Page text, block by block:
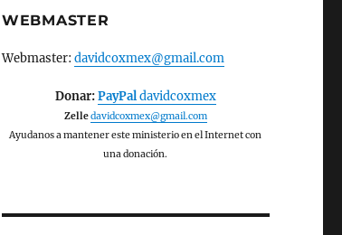
WEBMASTER
Webmaster: davidcoxmex@gmail.com
Donar:PayPaldavidcoxmex
Zelledavidcoxmex@gmail.com
Ayudanos a mantener este ministerio en el Internet con
una donación.